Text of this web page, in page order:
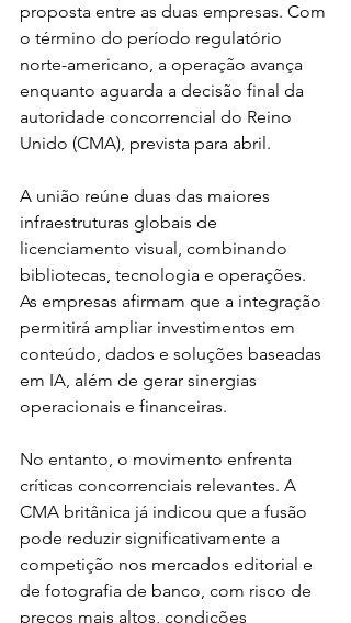
proposta entre as duas empresas. Com
o término do período regulatório
norte-americano, a operação avança
enquanto aguarda a decisão final da
autoridade concorrencial do Reino
Unido (CMA), prevista para abril.
A união reúne duas das maiores
infraestruturas globais de
licenciamento visual, combinando
bibliotecas, tecnologia e operações.
As empresas afirmam que a integração
permitirá ampliar investimentos em
conteúdo, dados e soluções baseadas
em IA, além de gerar sinergias
operacionais e financeiras.
No entanto, o movimento enfrenta
críticas concorrenciais relevantes. A
CMA britânica já indicou que a fusão
pode reduzir significativamente a
competição nos mercados editorial e
de fotografia de banco, com risco de
preços mais altos, condições